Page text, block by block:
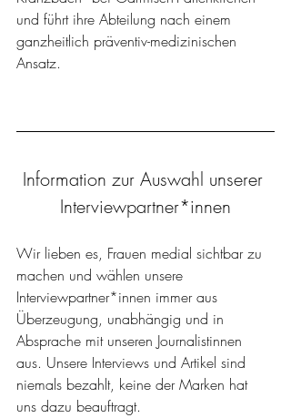
und führt ihre Abteilung nach einem
ganzheitlich präventiv-medizinischen
Ansatz.
Information zur Auswahl unserer
Interviewpartner*innen
Wir lieben es, Frauen medial sichtbar zu
machen und wählen unsere
Interviewpartner*innen immer aus
Überzeugung, unabhängig und in
Absprache mit unseren Journalistinnen
aus. Unsere Interviews und Artikel sind
niemals bezahlt, keine der Marken hat
uns dazu beauftragt.